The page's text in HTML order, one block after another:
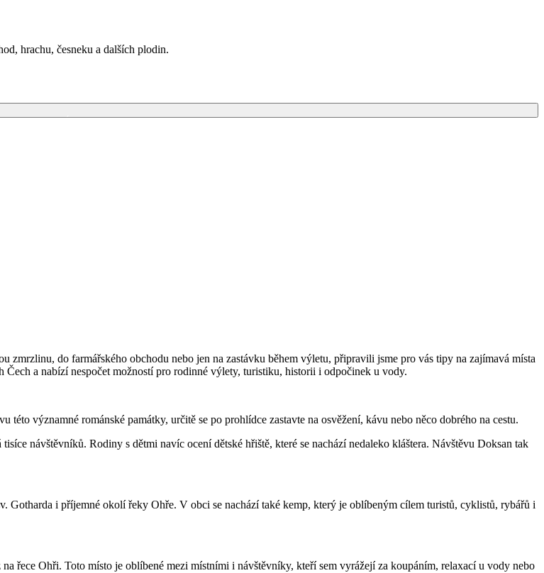
hrachu, česneku a dalších plodin.
zmrzlinu, do farmářského obchodu nebo jen na zastávku během výletu, připravili jsme pro vás tipy na zajímavá místa
a nabízí nespočet možností pro rodinné výlety, turistiku, historii i odpočinek u vody.
významné románské památky, určitě se po prohlídce zastavte na osvěžení, kávu nebo něco dobrého na cestu.
návštěvníků. Rodiny s dětmi navíc ocení dětské hřiště, které se nachází nedaleko kláštera. Návštěvu Doksan tak
Gotharda i příjemné okolí řeky Ohře. V obci se nachází také kemp, který je oblíbeným cílem turistů, cyklistů, rybářů i
řece Ohři. Toto místo je oblíbené mezi místními i návštěvníky, kteří sem vyrážejí za koupáním, relaxací u vody nebo